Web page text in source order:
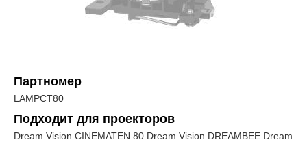
Партномер
LAMPCT80
Подходит для проекторов
Dream Vision CINEMATEN 80 Dream Vision DREAMBEE Dream